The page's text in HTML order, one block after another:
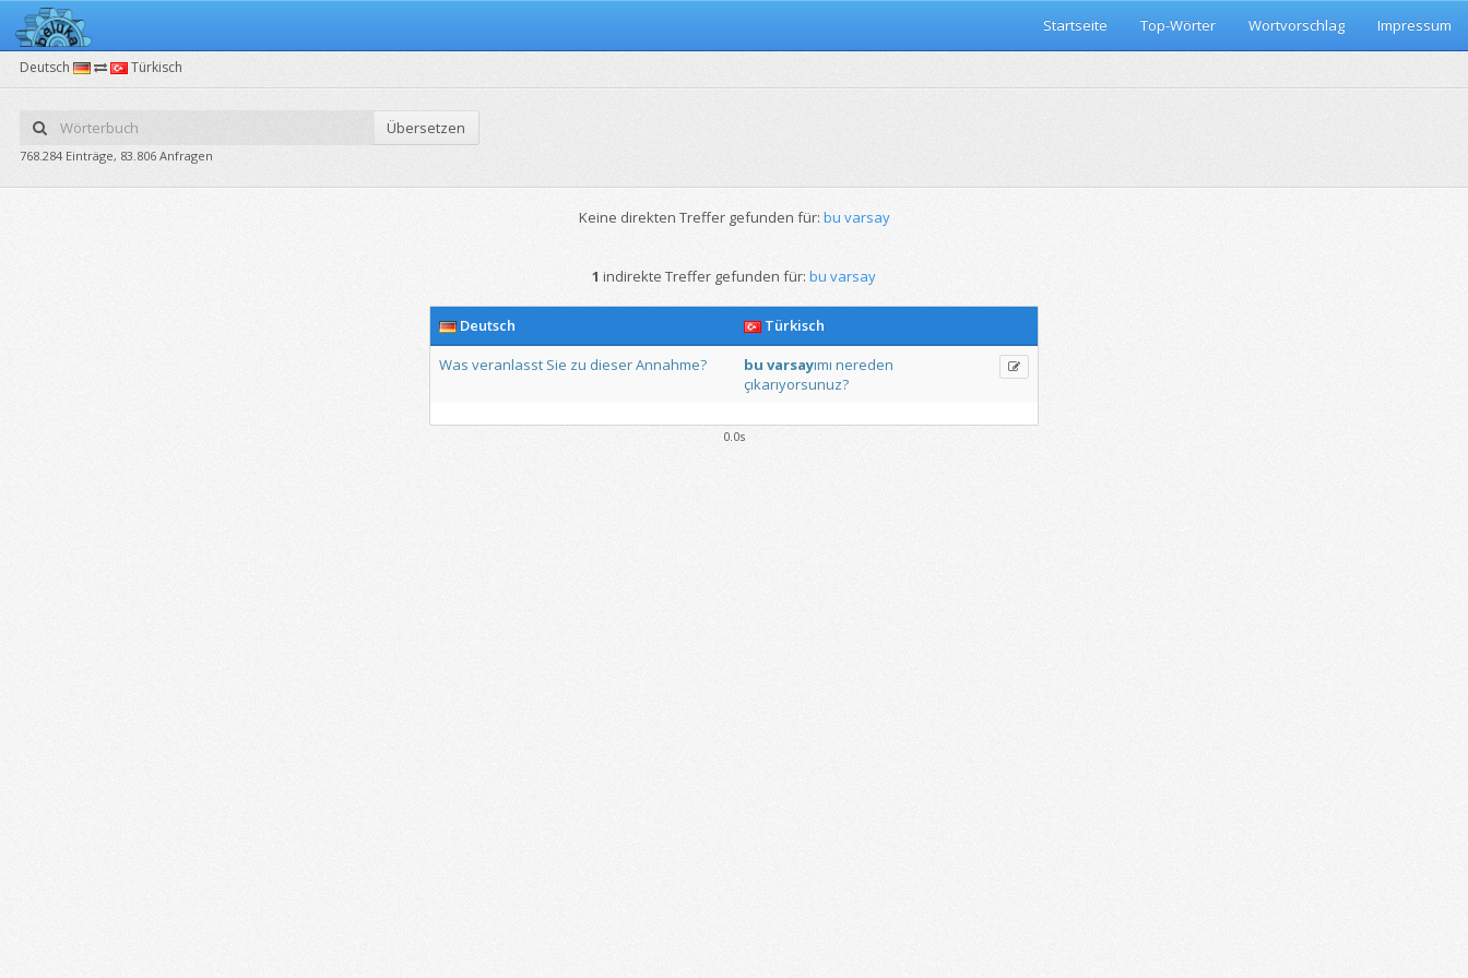
Startseite Top-Wörter Wortvorschlag Impressum
Deutsch Türkisch
Übersetzen
768.284 Einträge, 83.806 Anfragen
Keine direkten Treffer gefunden für: bu varsay
1 indirekte Treffer gefunden für: bu varsay
Deutsch
Türkisch
Was veranlasst Sie zu dieserAnnahme? bu varsayımı nereden
çıkarıyorsunuz?
0.0s